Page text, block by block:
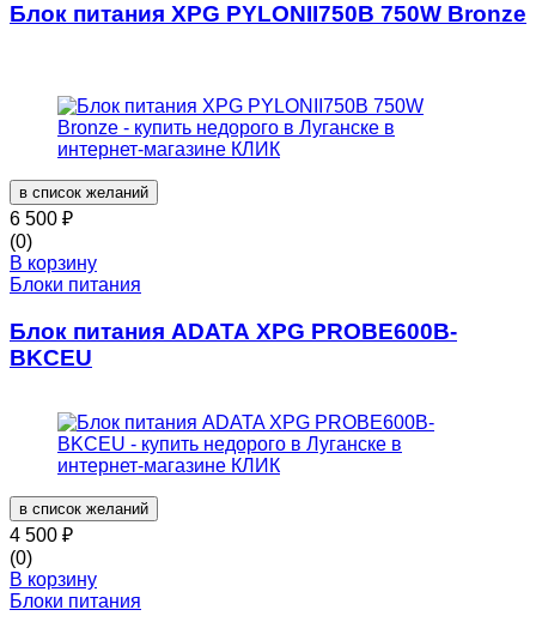
Блок питания XPG PYLONII750B 750W Bronze
в список желаний
6 500 ₽
(0)
В корзину
Блоки питания
Блок питания ADATA XPG PROBE600B-
BKCEU
в список желаний
4 500 ₽
(0)
В корзину
Блоки питания